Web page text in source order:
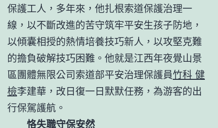
保護工人，多年來，他扎根索道保護治理一
線，以不斷改進的苦守筑牢平安生孩子防地，
以傾囊相授的熱情培養技巧新人，以攻堅克難
的擔負破解技巧困難。他就是江西年夜覺山景
區團體無限公司索道部平安治理保護員竹科 健
檢李建華，改日復一日默默任務，為游客的出
行保駕護航。
恪失職守保安然